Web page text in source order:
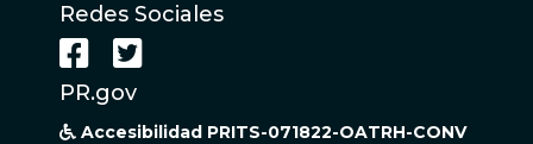
Redes Sociales
 
PR.gov
 Accesibilidad PRITS-071822-OATRH-CONV